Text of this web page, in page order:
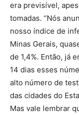
era previsível,
tomadas. “Nós
nosso índice de
Minas Gerais,
de 1,4%. Então, já
14 dias esses
alto número de
das cidades do
Mas vale lembrar